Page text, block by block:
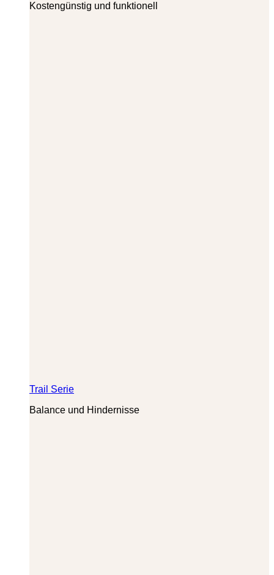
Kostengünstig und funktionell
Trail Serie
Balance und Hindernisse